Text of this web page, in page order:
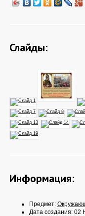
Слайды:
Информация:
Предмет:
Дата создания: 02